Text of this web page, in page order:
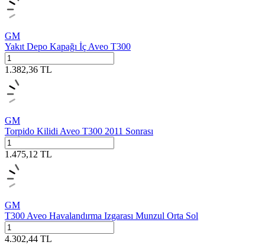
GM
Yakıt Depo Kapağı İç Aveo T300
1.382,36 TL
GM
Torpido Kilidi Aveo T300 2011 Sonrası
1.475,12 TL
GM
T300 Aveo Havalandırma Izgarası Munzul Orta Sol
4.302,44 TL